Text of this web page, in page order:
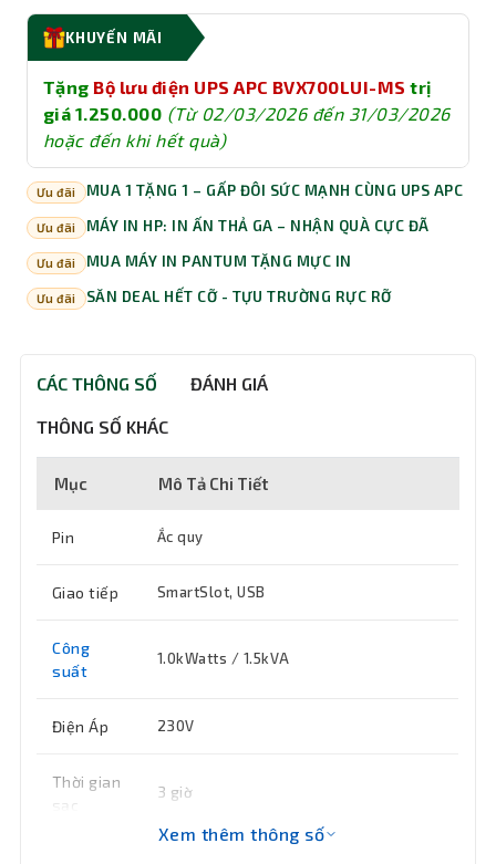
KHUYẾN MÃI
TặngBộ lưu điện UPS APC BVX700LUI-MS trị
giá 1.250.000 (Từ 02/03/2026 đến 31/03/2026
hoặc đến khi hết quà)
Ưu đãi MUA 1 TẶNG 1 – GẤP ĐÔI SỨC MẠNH CÙNG UPS APC
Ưu đãi MÁY IN HP: IN ẤN THẢ GA – NHẬN QUÀ CỰC ĐÃ
Ưu đãi MUA MÁY IN PANTUM TẶNG MỰC IN
Ưu đãi SĂN DEAL HẾT CỠ - TỰU TRƯỜNG RỰC RỠ
CÁC THÔNG SỐ ĐÁNH GIÁ
THÔNG SỐ KHÁC
Mục Mô Tả Chi Tiết
Pin Ắc quy
Giao tiếp SmartSlot, USB
Công
suất
1.0kWatts / 1.5kVA
Điện Áp 230V
Thời gian
sạc
3 giờ
Xem thêm thông số